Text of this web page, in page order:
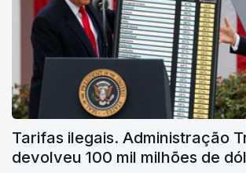
Tarifas ilegais. Administração
devolveu 100 mil milhões de